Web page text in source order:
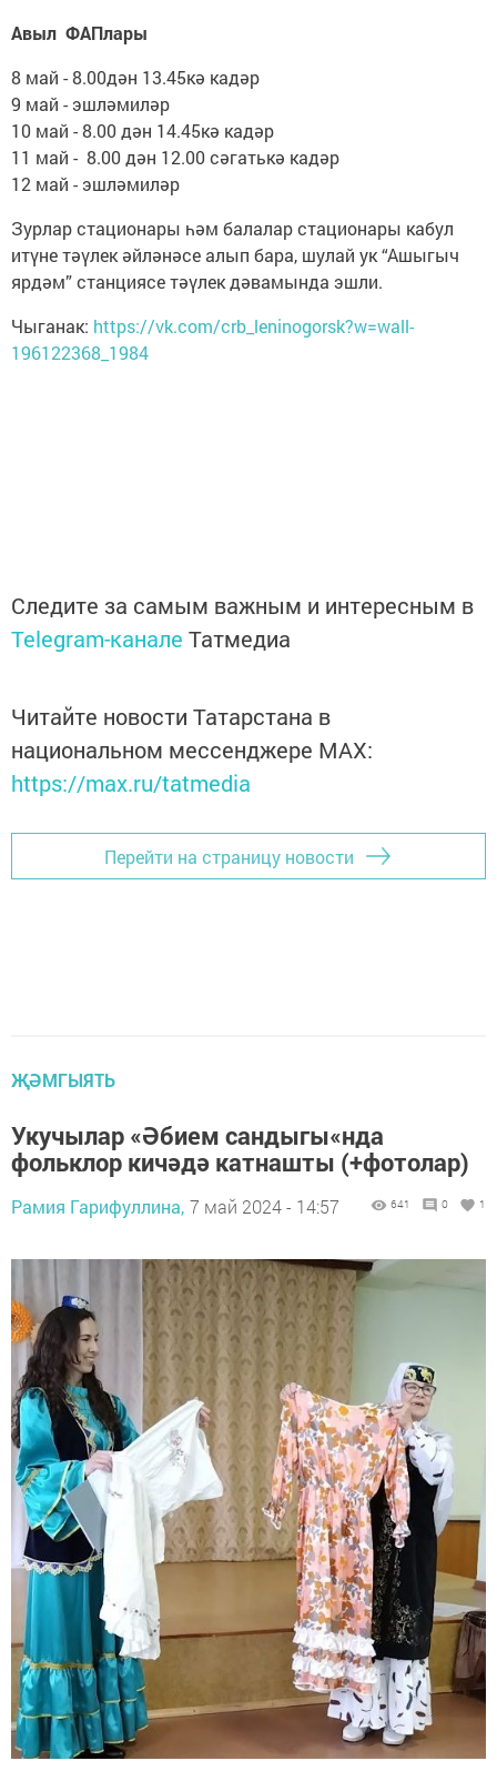
Авыл ФАПлары
8 май - 8.00дән 13.45кә кадәр
9 май - эшләмиләр
10 май - 8.00 дән 14.45кә кадәр
11 май - 8.00 дән 12.00 сәгатькә кадәр
12 май - эшләмиләр
Зурлар стационары һәм балалар стационары кабул
итүне тәүлек әйләнәсе алып бара, шулай ук “Ашыгыч
ярдәм” станциясе тәүлек дәвамында эшли.
Чыганак: https://vk.com/crb_leninogorsk?w=wall-
196122368_1984
Следите за самым важным и интересным в
Telegram-канале Татмедиа
Читайте новости Татарстана в
национальном мессенджере MАХ:
https://max.ru/tatmedia
Перейти на страницу новости
ҖӘМГЫЯТЬ
Укучылар «Әбием сандыгы«нда
фольклор кичәдә катнашты (+фотолар)
Рамия Гарифуллина, 7 май 2024 - 14:57 641 0 1